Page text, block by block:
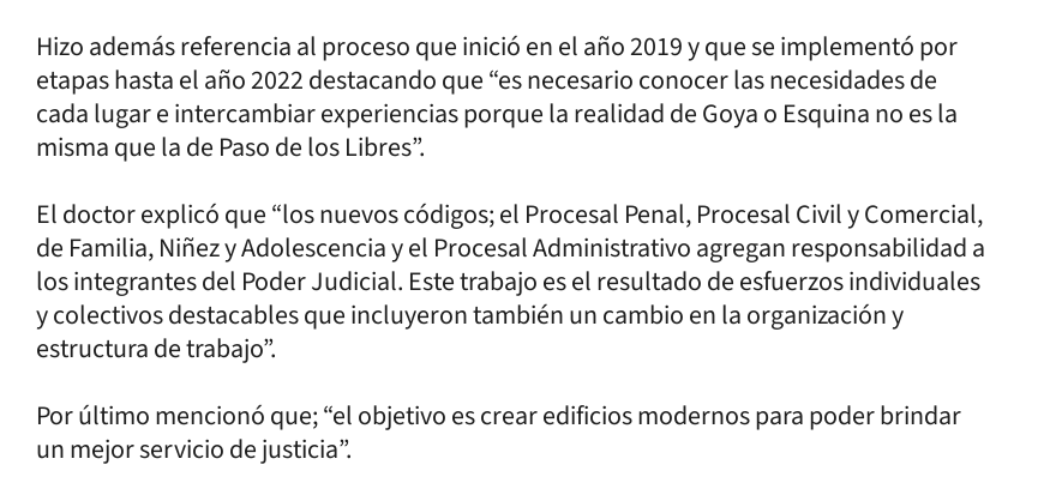
Hizo además referencia al proceso que inició en el año 2019 y que se implementó por
etapas hasta el año 2022 destacando que “es necesario conocer las necesidades de
cada lugar e intercambiar experiencias porque la realidad de Goya o Esquina no es la
misma que la de Paso de los Libres”.
El doctor explicó que “los nuevos códigos; el Procesal Penal, Procesal Civil y Comercial,
de Familia, Niñez y Adolescencia y el Procesal Administrativo agregan responsabilidad a
los integrantes del Poder Judicial. Este trabajo es el resultado de esfuerzos individuales
y colectivos destacables que incluyeron también un cambio en la organización y
estructura de trabajo”.
Por último mencionó que; “el objetivo es crear edificios modernos para poder brindar
un mejor servicio de justicia”.